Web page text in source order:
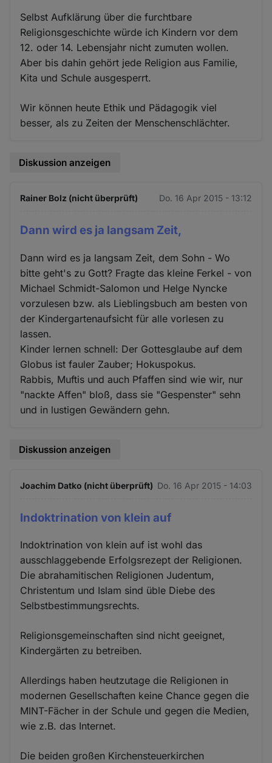
Selbst Aufklärung über die furchtbare
Religionsgeschichte würde ich Kindern vor dem
12. oder 14. Lebensjahr nicht zumuten wollen.
Aber bis dahin gehört jede Religion aus Familie,
Kita und Schule ausgesperrt.
Wir können heute Ethik und Pädagogik viel
besser, als zu Zeiten der Menschenschlächter.
Diskussion anzeigen
Rainer Bolz (nicht überprüft) Do. 16 Apr 2015 - 13:12
Dann wird es ja langsam Zeit,
Dann wird es ja langsam Zeit, dem Sohn - Wo
bitte geht's zu Gott? Fragte das kleine Ferkel - von
Michael Schmidt-Salomon und Helge Nyncke
vorzulesen bzw. als Lieblingsbuch am besten von
der Kindergartenaufsicht für alle vorlesen zu
lassen.
Kinder lernen schnell: Der Gottesglaube auf dem
Globus ist fauler Zauber; Hokuspokus.
Rabbis, Muftis und auch Pfaffen sind wie wir, nur
"nackte Affen" bloß, dass sie "Gespenster" sehn
und in lustigen Gewändern gehn.
Diskussion anzeigen
Joachim Datko (nicht überprüft) Do. 16 Apr 2015 - 14:03
Indoktrination von klein auf
Indoktrination von klein auf ist wohl das
ausschlaggebende Erfolgsrezept der Religionen.
Die abrahamitischen Religionen Judentum,
Christentum und Islam sind üble Diebe des
Selbstbestimmungsrechts.
Religionsgemeinschaften sind nicht geeignet,
Kindergärten zu betreiben.
Allerdings haben heutzutage die Religionen in
modernen Gesellschaften keine Chance gegen die
MINT-Fächer in der Schule und gegen die Medien,
wie z.B. das Internet.
Die beiden großen Kirchensteuerkirchen